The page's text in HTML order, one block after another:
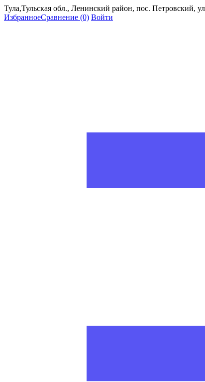
Тула,Тульская обл., Ленинский район, пос. Петровский,
ИзбранноеСравнение (0) Войти